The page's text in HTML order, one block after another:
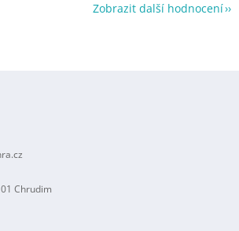
Zobrazit další hodnocení
Chrudim